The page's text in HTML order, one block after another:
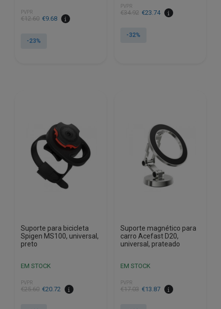
PVPR
€12.60
O
original
€9.68
O
atual
-23%
PVPR
€34.92
O
original
€23.74
O
atual
-32%
Suporte para bicicleta
Spigen MS100, universal,
preto
EM STOCK
PVPR
€25.60
O
€20.72
O
Suporte magnético para
carro Acefast D20,
universal, prateado
EM STOCK
PVPR
€17.03
O
€13.87
O